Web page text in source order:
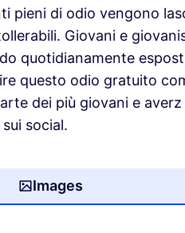
pieni di odio vengono
Giovani e
quotidianamente
questo odio gratuito
dei più giovani e
social.
Images